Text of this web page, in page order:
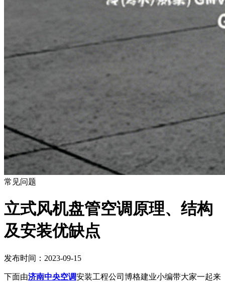
常见问题
立式风机盘管空调原理、结构
及安装优缺点
发布时间：2023-09-15
下面由济南中央空调安装工程公司博格建业小编带大家一起来